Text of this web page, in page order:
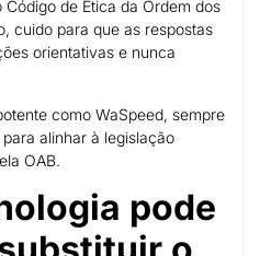
de Ética da Ordem dos
cuido para que as respostas
orientativas e nunca
como WaSpeed, sempre
alinhar à legislação
OAB.
pode